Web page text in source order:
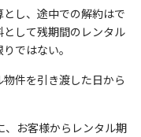
し、途中での解約はで
して残期間のレンタル
ではない。
件を引き渡した日から
、お客様からレンタル期